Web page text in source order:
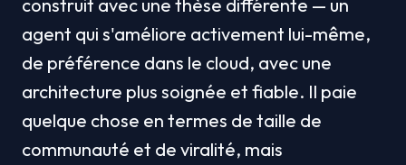
construit avec une thèse différente — un
agent qui s'améliore activement lui-même,
de préférence dans le cloud, avec une
architecture plus soignée et fiable. Il paie
quelque chose en termes de taille de
communauté et de viralité, mais